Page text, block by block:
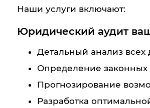
Наши услуги включают:
Юридический аудит
Детальный анализ
Определение законных
Прогнозирование
Разработка